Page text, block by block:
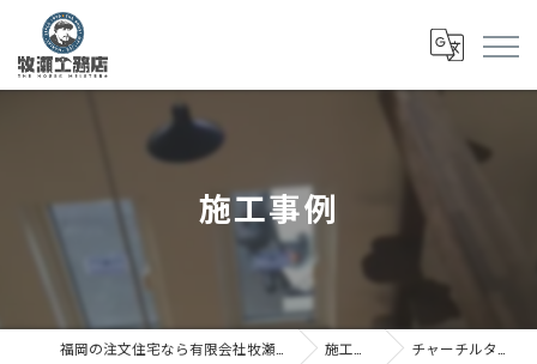
施工事例
施工事例 チャーチルタイプ